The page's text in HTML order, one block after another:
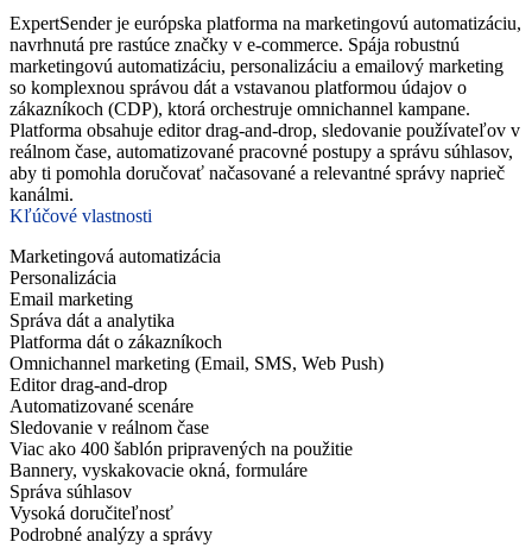
ExpertSender je európska platforma na marketingovú automatizáciu,
navrhnutá pre rastúce značky v e-commerce. Spája robustnú
marketingovú automatizáciu, personalizáciu a emailový marketing
so komplexnou správou dát a vstavanou platformou údajov o
zákazníkoch (CDP), ktorá orchestruje omnichannel kampane.
Platforma obsahuje editor drag-and-drop, sledovanie používateľov v
reálnom čase, automatizované pracovné postupy a správu súhlasov,
aby ti pomohla doručovať načasované a relevantné správy naprieč
kanálmi.
Kľúčové vlastnosti
Marketingová automatizácia
Personalizácia
Email marketing
Správa dát a analytika
Platforma dát o zákazníkoch
Omnichannel marketing (Email, SMS, Web Push)
Editor drag-and-drop
Automatizované scenáre
Sledovanie v reálnom čase
Viac ako 400 šablón pripravených na použitie
Bannery, vyskakovacie okná, formuláre
Správa súhlasov
Vysoká doručiteľnosť
Podrobné analýzy a správy